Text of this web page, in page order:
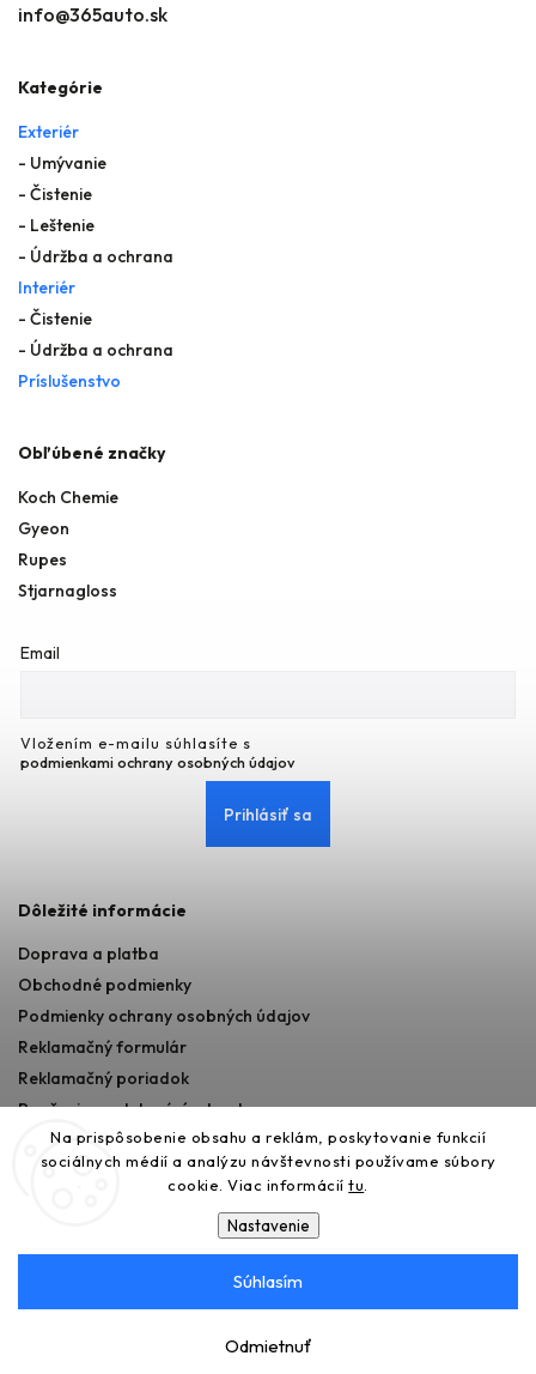
Na prispôsobenie obsahu a reklám, poskytovanie funkcií
sociálnych médií a analýzu návštevnosti používame súbory
cookie. Viac informáciítu
Nastavenie
Odmietnuť
Súhlasím
info@365auto.sk
Kategórie
Exteriér
- Umývanie
- Čistenie
- Leštenie
- Údržba a ochrana
Interiér
- Čistenie
- Údržba a ochrana
Príslušenstvo
Obľúbené značky
Koch Chemie
Gyeon
Rupes
Stjarnagloss
Email
Vložením e-mailu súhlasíte s
podmienkami ochrany osobných údajov
Prihlásiť sa
Dôležité informácie
Doprava a platba
Obchodné podmienky
Podmienky ochrany osobných údajov
Reklamačný formulár
Reklamačný poriadok
Poučenie o odstupéní od zmluvy
Copyright 2026365AUTO. Všetky práva vyhradené.